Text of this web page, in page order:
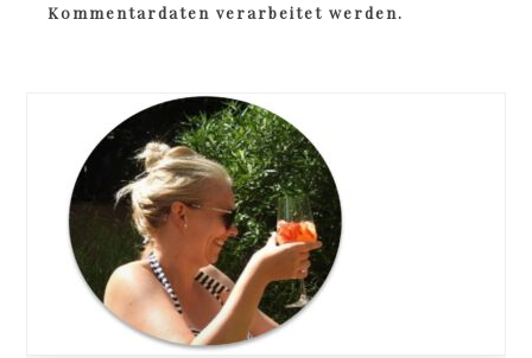
Kommentardaten verarbeitet werden.